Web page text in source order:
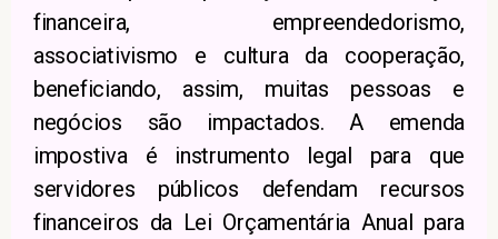
financeira, empreendedorismo,
associativismo e cultura da cooperação,
beneficiando, assim, muitas pessoas e
negócios são impactados. A emenda
impostiva é instrumento legal para que
servidores públicos defendam recursos
financeiros da Lei Orçamentária Anual para